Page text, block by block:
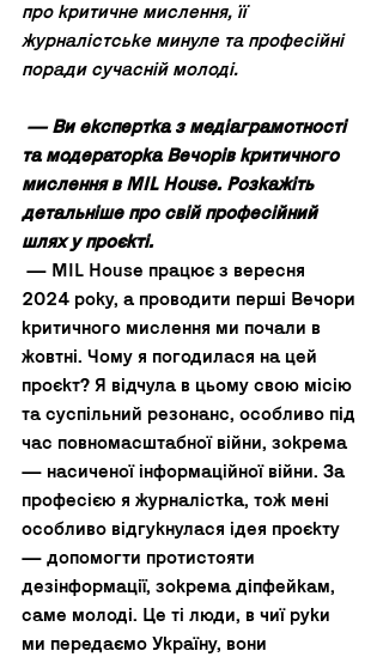
про критичне мислення, її
журналістське минуле та професійні
поради сучасній молоді.
— Ви експертка з медіаграмотності
та модераторка Вечорів критичного
мислення в MIL House. Розкажіть
детальніше про свій професійний
шлях у проєкті.
— MIL House працює з вересня
2024 року, а проводити перші Вечори
критичного мислення ми почали в
жовтні. Чому я погодилася на цей
проєкт? Я відчула в цьому свою місію
та суспільний резонанс, особливо під
час повномасштабної війни, зокрема
— насиченої інформаційної війни. За
професією я журналістка, тож мені
особливо відгукнулася ідея проєкту
— допомогти протистояти
дезінформації, зокрема діпфейкам,
саме молоді. Це ті люди, в чиї руки
ми передаємо Україну, вони